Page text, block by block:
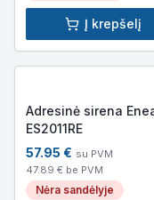
Į krepšelį
Adresinė sirena
ES2011RE
57.95 € su PVM
47.89 € be PVM
Nėra sandėlyje